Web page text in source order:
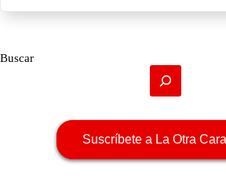
Buscar
Suscríbete a La Otra Cara